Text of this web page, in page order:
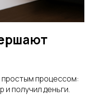
процессом:
и получил деньги.